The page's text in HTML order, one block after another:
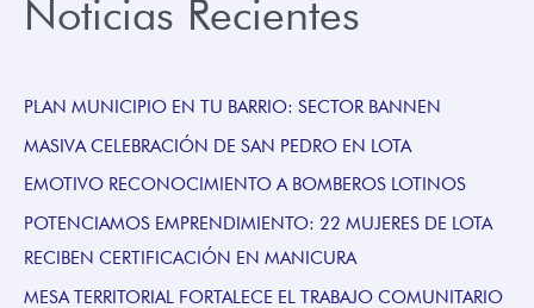
Noticias Recientes
PLAN MUNICIPIO EN TU BARRIO: SECTOR BANNEN
MASIVA CELEBRACIÓN DE SAN PEDRO EN LOTA
EMOTIVO RECONOCIMIENTO A BOMBEROS LOTINOS
POTENCIAMOS EMPRENDIMIENTO: 22 MUJERES DE LOTA
RECIBEN CERTIFICACIÓN EN MANICURA
MESA TERRITORIAL FORTALECE EL TRABAJO COMUNITARIO